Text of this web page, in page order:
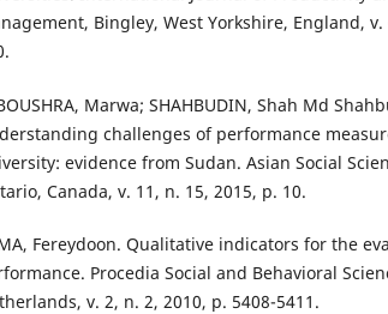
Bingley, West Yorkshire, England, v.
Marwa; SHAHBUDIN, Shah Md
challenges of performance
evidence from Sudan. Asian Social
Canada, v. 11, n. 15, 2015, p. 10.
Fereydoon. Qualitative indicators for the
Procedia Social and Behavioral
v. 2, n. 2, 2010, p. 5408-5411.